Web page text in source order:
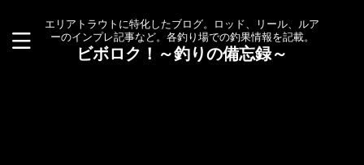
エリアトラウトに特化したブログ。ロッド、リール、ルア
ーのインプレ記事など。各釣り場での釣果情報を記載。
ビボロク！～釣りの備忘録～